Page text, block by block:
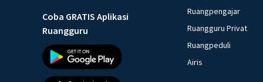
Coba GRATIS Aplikasi
Ruangguru
Ruangpengajar
Ruangguru Privat
Ruangpeduli
Airis